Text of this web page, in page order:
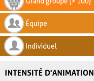
Équipe
Individuel
INTENSITÉ D'ANIMATION